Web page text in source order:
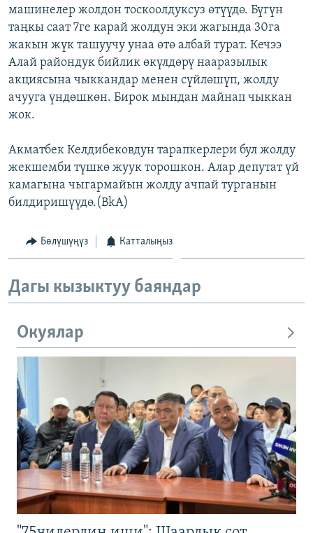
ЭЕ/АРнун бардык сайттары
машинелер жолдон тоскоолдуксуз өтүүдө. Бүгүн
таңкы саат 7ге карай жолдун эки жагында 30га
жакын жүк ташуучу унаа өтө албай турат. Кечээ
Алай райондук бийлик өкүлдөрү нааразылык
акциясына чыккандар менен сүйлөшүп, жолду
ачууга үндөшкөн. Бирок мындан майнап чыккан
жок.
Акматбек Келдибековдун тарапкерлери бул жолду
жекшемби түшкө жуук торошкон. Алар депутат үй
камагына чыгармайын жолду ачпай турганын
билдиришүүдө.(BkA)
Бөлүшүңүз Катталыңыз
Дагы кызыктуу баяндар
Окуялар